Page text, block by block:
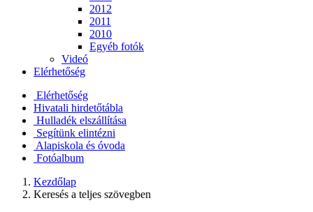
2012
2011
2010
Egyéb fotók
Videó
Elérhetőség
Elérhetőség
Hivatali hirdetőtábla
Hulladék elszállítása
Segítünk elintézni
Alapiskola és óvoda
Fotóalbum
Kezdőlap
Keresés a teljes szövegben